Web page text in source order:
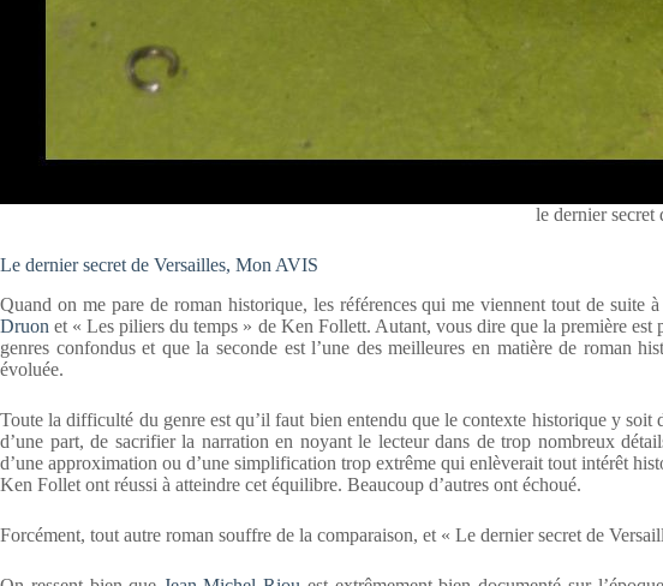
le dernier secret
Le dernier secret de Versailles, Mon AVIS
Quand on me pare de roman historique, les références qui me viennent tout de suite
Druon et « Les piliers du temps » de Ken Follett. Autant, vous dire que la première est
genres confondus et que la seconde est l’une des meilleures en matière de roman
évoluée.
Toute la difficulté du genre est qu’il faut bien entendu que le contexte historique y soit
d’une part, de sacrifier la narration en noyant le lecteur dans de trop nombreux
d’une approximation ou d’une simplification trop extrême qui enlèverait tout intérêt
Ken Follet ont réussi à atteindre cet équilibre. Beaucoup d’autres ont échoué.
Forcément, tout autre roman souffre de la comparaison, et « Le dernier secret de